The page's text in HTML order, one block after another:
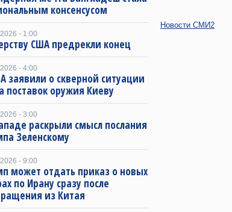
консенсусом
- 1:00
США предрекли конец
- 4:00
заявили о скверной ситуации
поставок оружия Киеву
- 3:00
раскрыли смысл послания
Зеленскому
- 9:00
может отдать приказ о новых
по Ирану сразу после
из Китая
Новости СМИ2